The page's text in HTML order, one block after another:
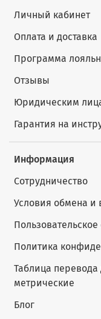
Личный кабинет
Оплата и доставка
Программа
Отзывы
Юридическим
Гарантия на
Информация
Сотрудничество
Условия обмена и
Политика
Таблица
метрические
Блог